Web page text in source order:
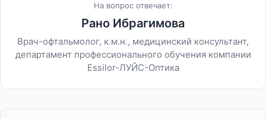
На вопрос отвечает:
Рано Ибрагимова
Врач-офтальмолог, к.м.н., медицинский консультант,
департамент профессионального обучения компании
Essilor-ЛУЙС-Оптика